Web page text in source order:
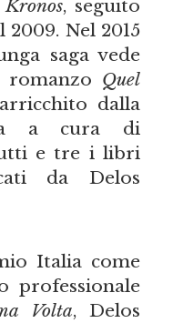
, seguito
Nel 2015
saga vede
Quel
dalla
a cura di
e tre i libri
da Delos
Italia come
professionale
Volta, Delos